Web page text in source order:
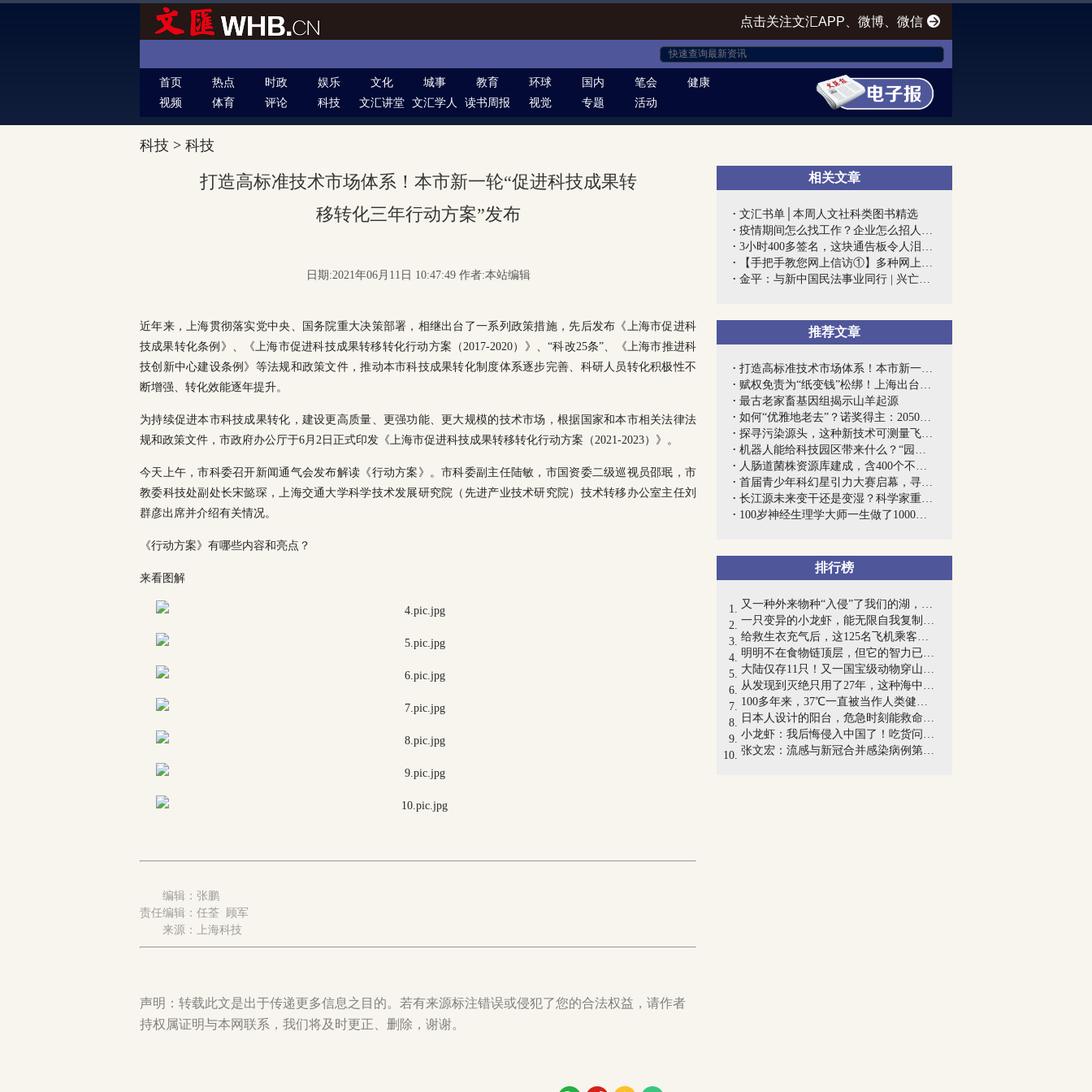
点击关注文汇APP、微博、微信
首页 热点 时政 娱乐 文化 城事 教育 环球 国内 笔会
健康
视频
体育 评论 科技 文汇讲堂 文汇学人 读书周报 视觉 专题 活动
科技 > 科技
相关文章
文汇书单│本周人文社科类图书精选
疫情期间怎么找工作？企业怎么招人？上海...
3小时400多签名，这块通告板令人泪目！上...
【手把手教您网上信访①】多种网上信访渠...
金平：与新中国民法事业同行 | 兴亡匹夫...
推荐文章
打造高标准技术市场体系！本市新一轮“促...
赋权免责为“纸变钱”松绑！上海出台新一...
最古老家畜基因组揭示山羊起源
如何“优雅地老去”？诺奖得主：2050年全...
探寻污染源头，这种新技术可测量飞机飞行...
机器人能给科技园区带来什么？“园企携手...
人肠道菌株资源库建成，含400个不同物种...
首届青少年科幻星引力大赛启幕，寻找100...
长江源未来变干还是变湿？科学家重建该区...
100岁神经生理学大师一生做了1000个动物...
排行榜
又一种外来物种“入侵”了我们的湖，能...
一只变异的小龙虾，能无限自我复制，25年...
给救生衣充气后，这125名飞机乘客竟提早...
明明不在食物链顶层，但它的智力已高到令...
大陆仅存11只！又一国宝级动物穿山甲被宣...
从发现到灭绝只用了27年，这种海中巨兽经...
100多年来，37℃一直被当作人类健康的体...
日本人设计的阳台，危急时刻能救命！网友...
小龙虾：我后悔侵入中国了！吃货问：它吃...
张文宏：流感与新冠合并感染病例第一波疫...
打造高标准技术市场体系！本市新一轮“促进科技成果转
移转化三年行动方案”发布
日期:2021年06月11日 10:47:49 作者:本站编辑
近年来，上海贯彻落实党中央、国务院重大决策部署，相继出台了一系列政策措施，先后发布《上海市促进科
技成果转化条例》、《上海市促进科技成果转移转化行动方案（2017-2020）》、“科改25条”、《上海市推进科
技创新中心建设条例》等法规和政策文件，推动本市科技成果转化制度体系逐步完善、科研人员转化积极性不
断增强、转化效能逐年提升。
为持续促进本市科技成果转化，建设更高质量、更强功能、更大规模的技术市场，根据国家和本市相关法律法
规和政策文件，市政府办公厅于6月2日正式印发《上海市促进科技成果转移转化行动方案（2021-2023）》。
今天上午，市科委召开新闻通气会发布解读《行动方案》。市科委副主任陆敏，市国资委二级巡视员邵珉，市
教委科技处副处长宋懿琛，上海交通大学科学技术发展研究院（先进产业技术研究院）技术转移办公室主任刘
群彦出席并介绍有关情况。
《行动方案》有哪些内容和亮点？
来看图解
编辑：张鹏
责任编辑：任荃 顾军
来源：上海科技
声明：转载此文是出于传递更多信息之目的。若有来源标注错误或侵犯了您的合法权益，请作者
持权属证明与本网联系，我们将及时更正、删除，谢谢。